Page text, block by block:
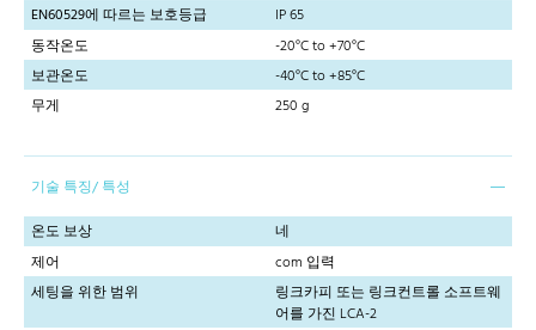
EN60529에 따르는 보호등급
IP 65
동작온도
-20°C to +70°C
보관온도
-40°C to +85°C
무게
250 g
기술 특징/ 특성
온도 보상
네
제어
com 입력
세팅을 위한 범위
링크카피 또는 링크컨트롤 소프트웨
어를 가진 LCA-2